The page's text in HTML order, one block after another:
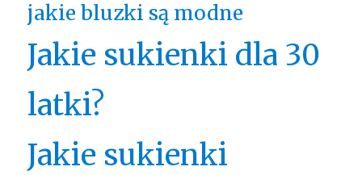
jakie bluzki są modne
Jakie sukienki dla 30
latki?
Jakie sukienki